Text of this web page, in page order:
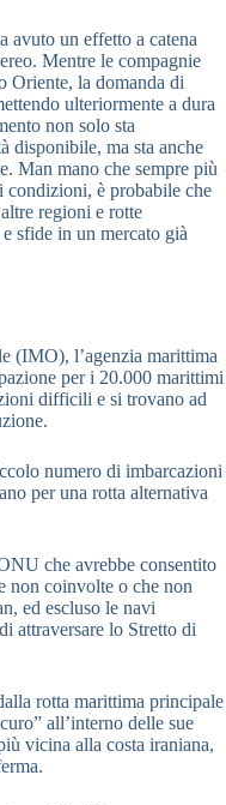
avuto un effetto a catena
Mentre le compagnie
Oriente, la domanda di
ulteriormente a dura
non solo sta
disponibile, ma sta anche
Man mano che sempre più
condizioni, è probabile che
regioni e rotte
sfide in un mercato già
(IMO), l’agenzia marittima
per i 20.000 marittimi
difficili e si trovano ad
numero di imbarcazioni
per una rotta alternativa
che avrebbe consentito
non coinvolte o che non
ed escluso le navi
attraversare lo Stretto di
rotta marittima principale
all’interno delle sue
vicina alla costa iraniana,